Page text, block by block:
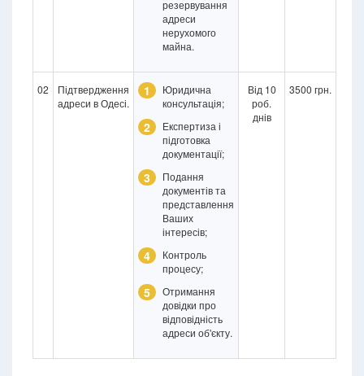
резервування
адреси
нерухомого
майна.
02
Підтвердження
адреси в Одесі.
1
Юридична
консультація;
2
Експертиза і
підготовка
документації;
3
Подання
документів та
представлення
Ваших
інтересів;
4
Контроль
процесу;
5
Отримання
довідки про
відповідність
адреси об'єкту.
Від 10
роб.
днів
3500 грн.